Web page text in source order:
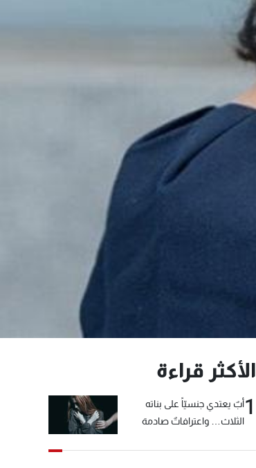
الأكثر قراءة
1أبٌ يعتدي جنسيّاً على بناته
الثلاث… واعترافاتٌ صادمة